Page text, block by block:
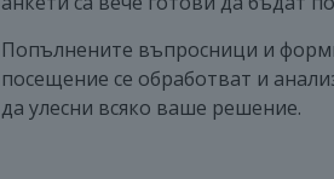
Попълнените въпросници и
посещение се обработват и
да улесни всяко ваше решение.